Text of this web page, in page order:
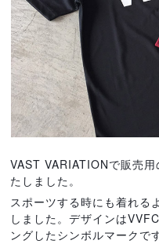
VAST VARIATIONで販売
たしました。
スポーツする時にも着れる
しました。デザインは
ングしたシンボルマークで